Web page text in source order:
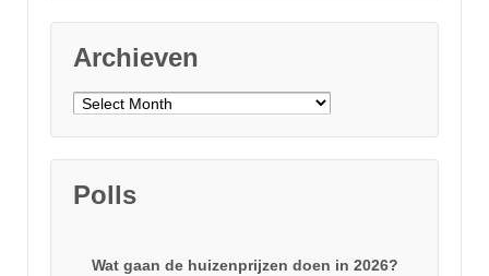
Archieven
Archieven
Polls
Wat gaan de huizenprijzen doen in 2026?